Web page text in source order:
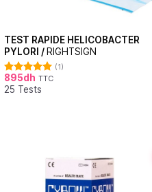
TEST RAPIDE HELICOBACTER
PYLORI / RIGHTSIGN
Note5.00
sur 5
(1)
895dh TTC
25 Tests